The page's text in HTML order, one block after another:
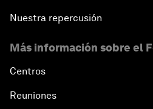
Nuestra repercusión
Más información sobre el
Centros
Reuniones